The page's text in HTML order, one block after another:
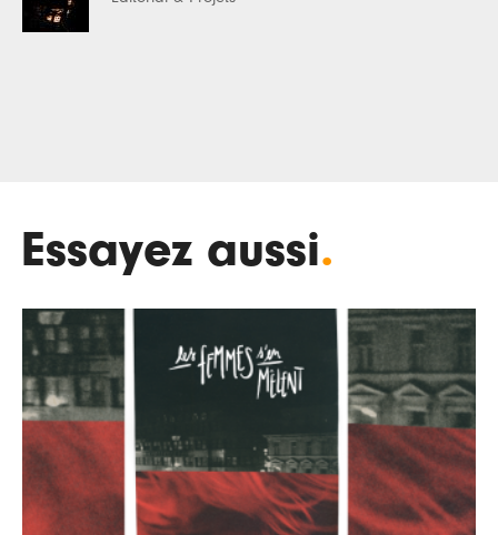
Essayez aussi.